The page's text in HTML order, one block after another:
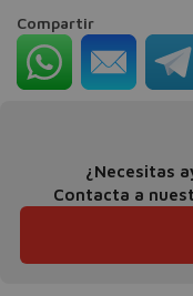
Compartir
¿Necesitas
Contacta a